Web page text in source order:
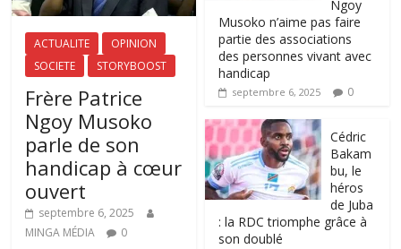
ACTUALITE
OPINION
SOCIETE
STORYBOOST
Frère Patrice
Ngoy Musoko
parle de son
handicap à cœur
ouvert
septembre 6, 2025
MINGA MÉDIA
0
Ngoy
Musoko n’aime pas faire
partie des associations
des personnes vivant avec
handicap
septembre 6, 2025 0
‎Cédric
Bakam
bu, le
héros
de Juba
: la RDC triomphe grâce à
son doublé